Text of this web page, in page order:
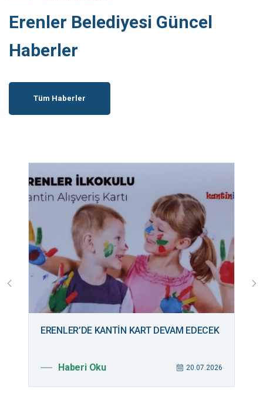
Erenler Belediyesi Güncel
Haberler
Tüm Haberler
ERENLER’DE KANTİN KART DEVAM EDECEK
Haberi Oku 20.07.2026